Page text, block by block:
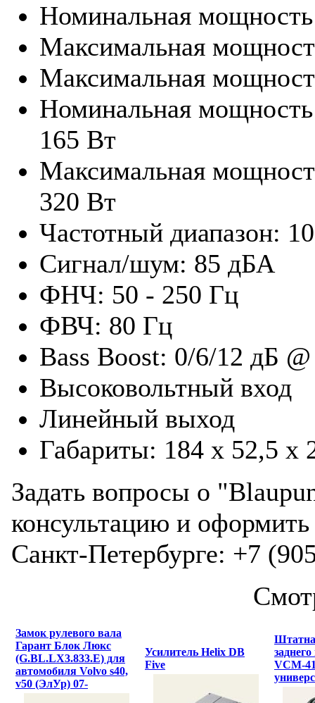
Номинальная
Максимальная
Максимальная
Номинальная
165 Вт
Максимальная
320 Вт
Частотный диапазон:
Сигнал/шум: 85 дБА
ФНЧ: 50 - 250 Гц
ФВЧ: 80 Гц
Bass Boost: 0/6/12 дБ
Высоковольтный вход
Линейный выход
Габариты: 184 x 52,5
Задать вопросы о
консультацию и
Санкт-Петербурге: +7
Замок рулевого вала
Гарант Блок Люкс
(G.BL.LX3.833.E) для
автомобиля Volvo s40,
v50 (ЭлУр) 07-
Усилитель Helix DB
Five
VCM-